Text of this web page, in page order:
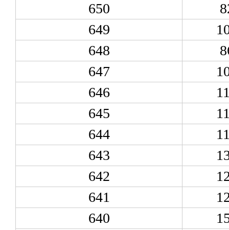
650
649
648
647
646
645
644
643
642
641
640